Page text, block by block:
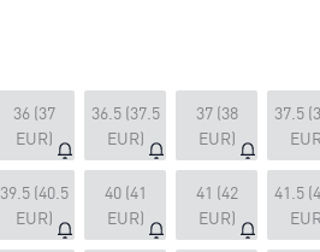
36 (37
EUR)
36.5 (37.5
EUR)
37 (38
EUR)
37.5
39.5 (40.5
EUR)
40 (41
EUR)
41 (42
EUR)
41.5